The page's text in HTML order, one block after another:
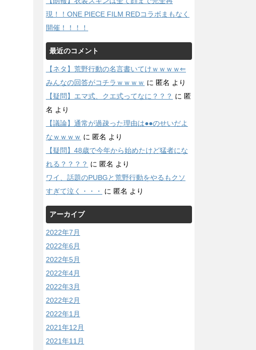
現！！ONE PIECE FILM REDコラボまもなく
開催！！！！
最近のコメント
【ネタ】荒野行動の名言書いてけｗｗｗｗ⇐
みんなの回答がコチラｗｗｗｗ に 匿名 より
【疑問】エマ式、クエ式ってなに？？？ に 匿
名 より
【議論】通常が過疎った理由は●●のせいだよ
なｗｗｗｗ に 匿名 より
【疑問】48歳で今年から始めたけど猛者にな
れる？？？？ に 匿名 より
ワイ、話題のPUBGと荒野行動をやるもクソ
すぎて泣く・・・
に 匿名 より
アーカイブ
2022年7月
2022年6月
2022年5月
2022年4月
2022年3月
2022年2月
2022年1月
2021年12月
2021年11月